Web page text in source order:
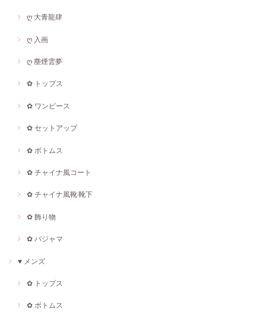
ღ 大青龍肆
ღ 入画
ღ 塵煙雲夢
✿ トップス
✿ ワンピース
✿ セットアップ
✿ ボトムス
✿ チャイナ風コート
✿ チャイナ風靴·靴下
✿ 飾り物
✿ パジャマ
♥ メンズ
✿ トップス
✿ ボトムス